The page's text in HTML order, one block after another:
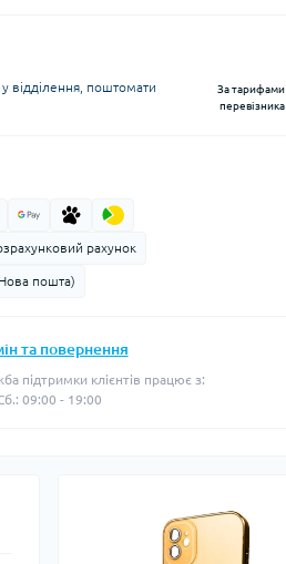
відділення, поштомати
За тарифами
перевізника
рахунок
пошта)
та повернення
підтримки клієнтів працює з:
09:00 - 19:00